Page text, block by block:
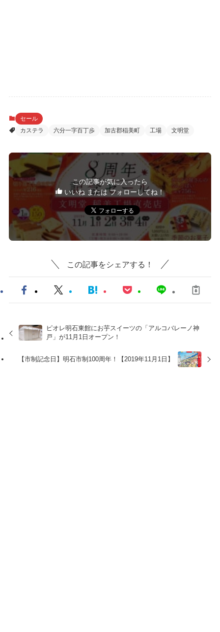
セール
カステラ
六分一字百丁歩 加古郡稲美町 工場 文明堂
この記事が気に入ったら
いいね または フォローしてね！
この記事をシェアする！
ピオレ明石東館にお芋スイーツの「アルコバレーノ神
戸」が11月1日オープン！
【市制記念日】明石市制100周年！【2019年11月1日】